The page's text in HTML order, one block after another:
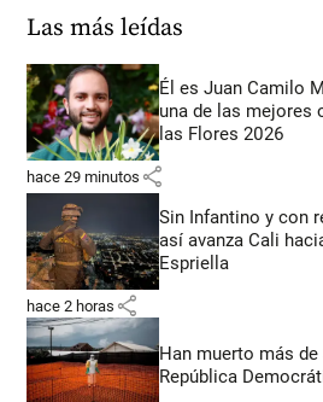
Las más leídas
Él es Juan Camilo
una de las mejores
las Flores 2026
hace 29 minutos share
Sin Infantino y con
así avanza Cali
Espriella
hace 2 horas share
Han muerto más
República